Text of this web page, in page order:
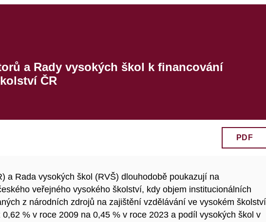
a Rady vysokých škol k financování
ČR
PDF
a Rada vysokých škol (RVŠ) dlouhodobě poukazují na
veřejného vysokého školství, kdy objem institucionálních
z národních zdrojů na zajištění vzdělávání ve vysokém školství
% v roce 2009 na 0,45 % v roce 2023 a podíl vysokých škol v